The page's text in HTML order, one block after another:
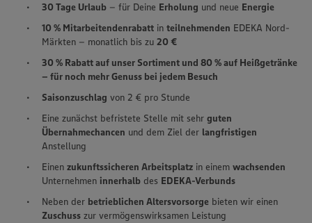
30 Tage Urlaub – für Deine Erholung und neue Energie
10 % Mitarbeitendenrabatt in teilnehmenden EDEKA Nord-
Märkten – monatlich bis zu 20 €
30 % Rabatt auf unser Sortiment und 80 % auf Heißgetränke
– für noch mehr Genuss bei jedem Besuch
Saisonzuschlag von 2 € pro Stunde
Eine zunächst befristete Stelle mit sehr guten
Übernahmechancen und dem Ziel der langfristigen
Anstellung
Einen zukunftssicheren Arbeitsplatz in einem wachsenden
Unternehmen innerhalb des EDEKA-Verbunds
Neben der betrieblichen Altersvorsorge bieten wir einen
Zuschuss zur vermögenswirksamen Leistung